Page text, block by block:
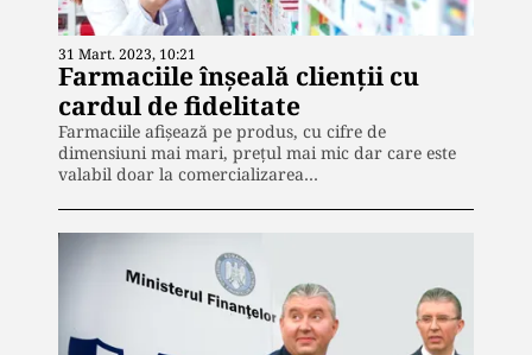
31 Mart. 2023, 10:21
Farmaciile înșeală clienții cu
cardul de fidelitate
Farmaciile afișează pe produs, cu cifre de
dimensiuni mai mari, prețul mai mic dar care este
valabil doar la comercializarea…